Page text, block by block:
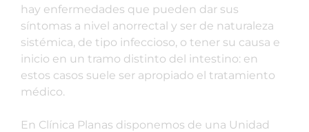
hay enfermedades que pueden dar sus
síntomas a nivel anorrectal y ser de naturaleza
sistémica, de tipo infeccioso, o tener su causa e
inicio en un tramo distinto del intestino: en
estos casos suele ser apropiado el tratamiento
médico.
En Clínica Planas disponemos de una Unidad